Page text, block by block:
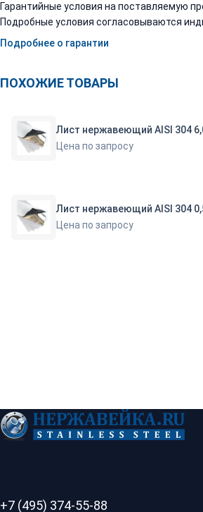
Гарантийные условия на поставляемую
Подробные условия согласовываются
Подробнее о гарантии
ПОХОЖИЕ ТОВАРЫ
Лист нержавеющий AISI 304
Цена по запросу
Лист нержавеющий AISI 304
Цена по запросу
+7 (495) 374-55-88